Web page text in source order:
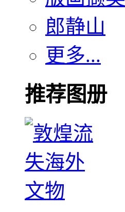
郎静山
更多...
推荐图册